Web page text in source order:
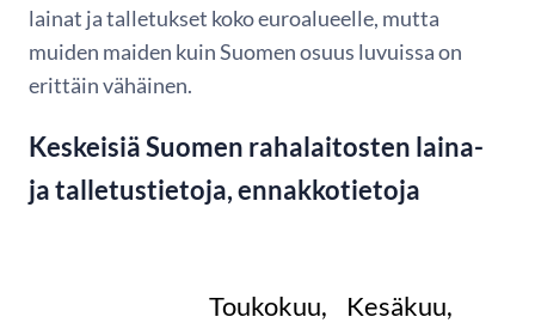
lainat ja talletukset koko euroalueelle, mutta
muiden maiden kuin Suomen osuus luvuissa on
erittäin vähäinen.
Keskeisiä Suomen rahalaitosten laina-
ja talletustietoja, ennakkotietoja
Toukokuu,
Kesäkuu,